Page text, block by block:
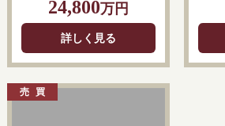
24,800万円
詳しく見る